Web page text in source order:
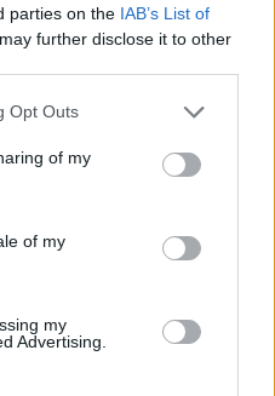
parties on the IAB’s List of
further disclose it to other
uses one or more Google
behaviour. You may click to
and its third-party tags to
purposes in below Google
Opt Outs
of my
of my
my
Advertising.
ERX5-ben Kelő Gere